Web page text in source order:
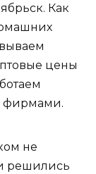
Как
цены
фирмами.
не
решились